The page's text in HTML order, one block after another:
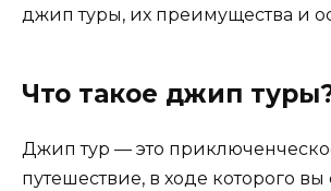
джип туры, их преимущества и
Что такое джип
Джип тур — это
путешествие, в ходе которого